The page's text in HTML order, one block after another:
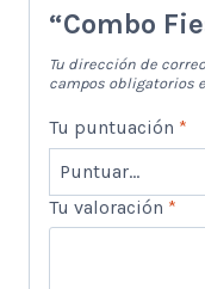
“Combo
Tu dirección de
campos obligatorios
Tu puntuación *
Tu valoración *